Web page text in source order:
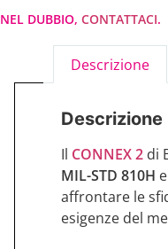
NEL DUBBIO, CONTATTACI.
Descrizione
Descrizione
Il CONNEX 2 di
MIL-STD 810H e
affrontare le
esigenze del